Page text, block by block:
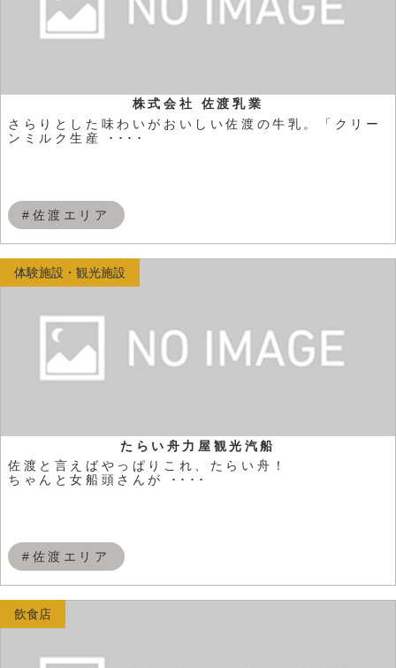
株式会社 佐渡乳業
さらりとした味わいがおいしい佐渡の牛乳。「クリー
ンミルク生産 ････
#佐渡エリア
たらい舟力屋観光汽船
佐渡と言えばやっぱりこれ、たらい舟！
ちゃんと女船頭さんが ････
#佐渡エリア
体験施設・観光施設
飲食店